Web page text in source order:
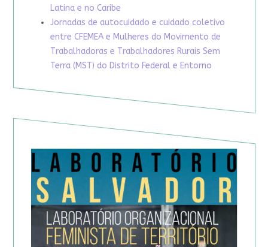
Latina e no Caribe
Jornadas de autocuidado e cuidado coletivo
entre CFEMEA e Mulheres do Movimento de
Trabalhadoras e Trabalhadores Rurais Sem
Terra (MST) do Distrito Federal e Entorno